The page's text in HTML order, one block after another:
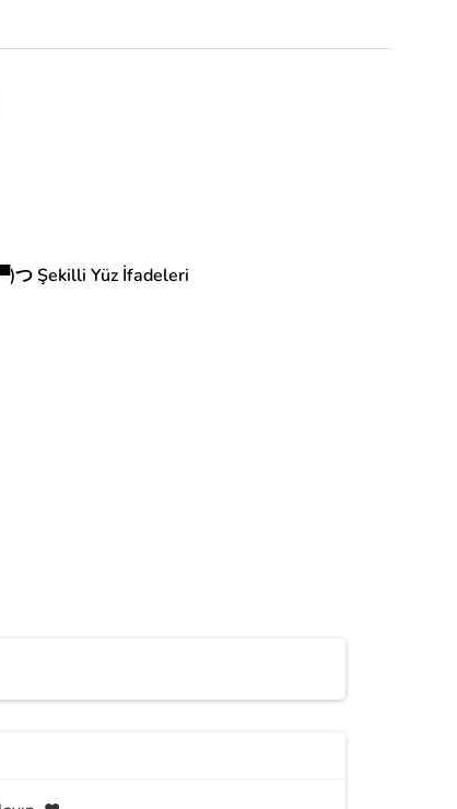
つ Şekilli Yüz İfadeleri